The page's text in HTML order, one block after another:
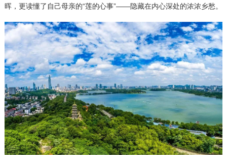
晖，更读懂了自己母亲的“莲的心事”——隐藏在内心深处的浓浓乡愁。